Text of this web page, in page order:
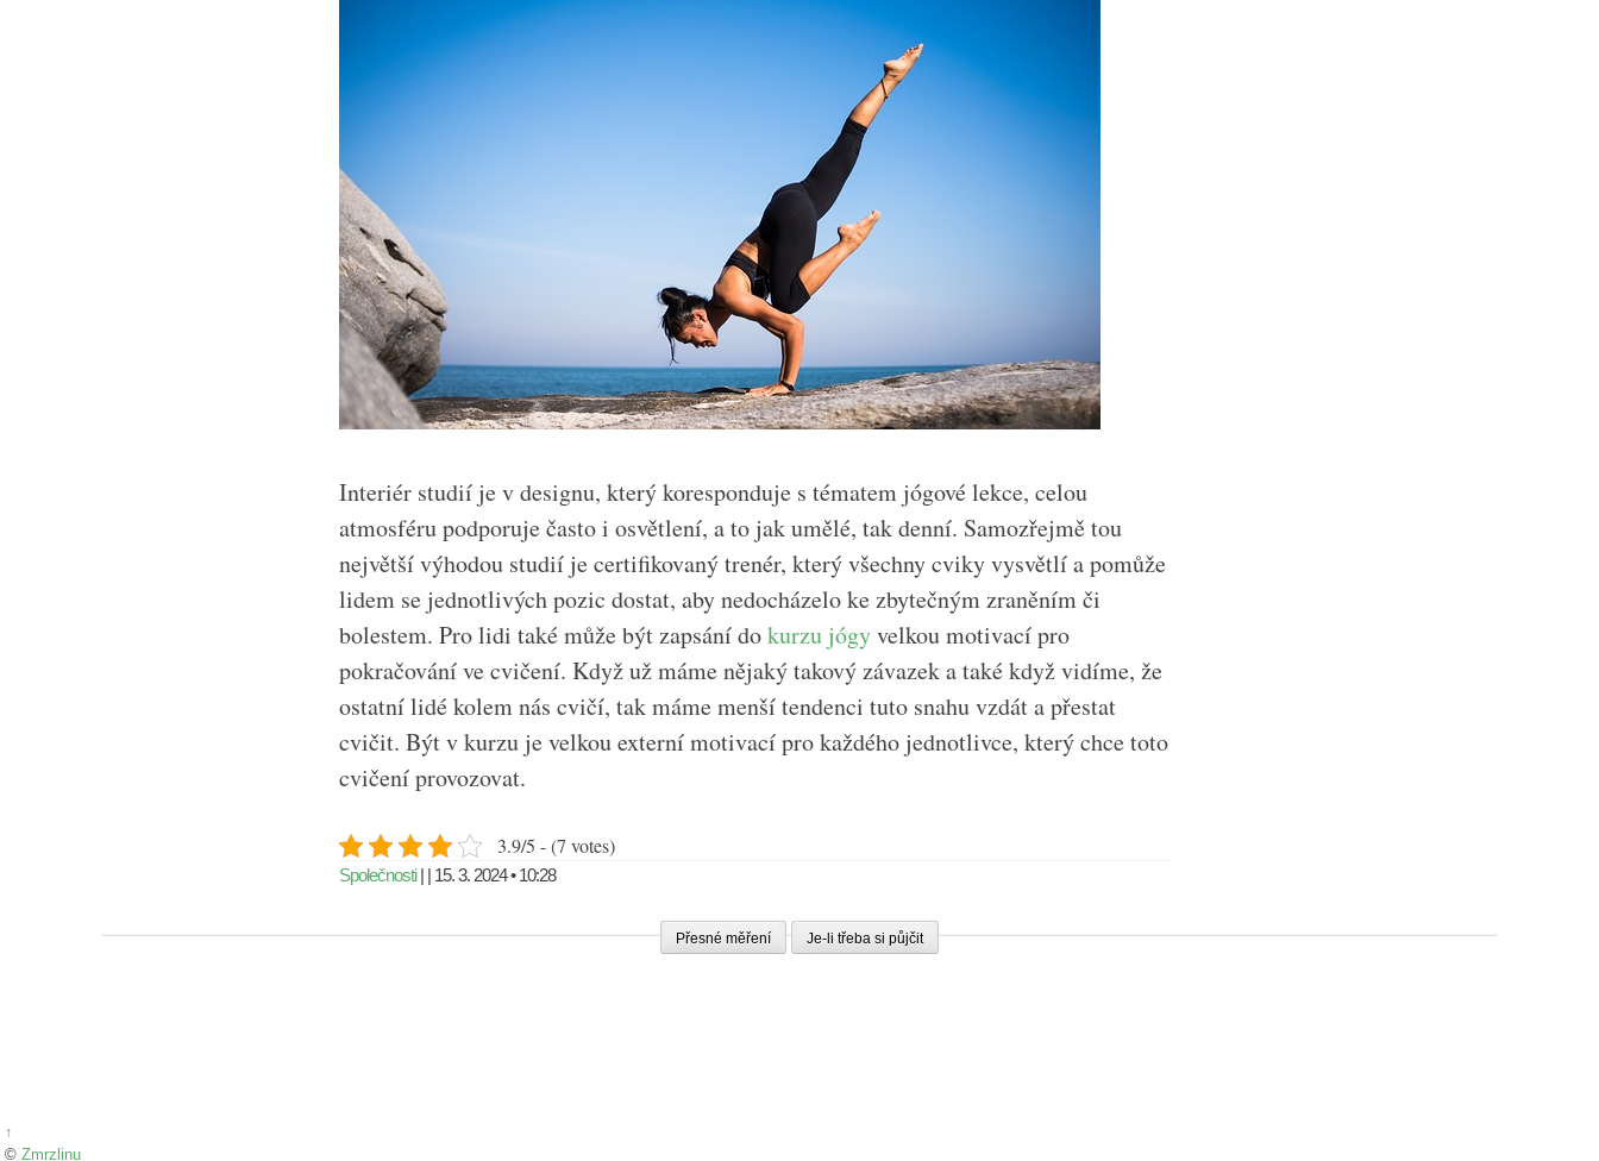
Interiér studií je v designu, který koresponduje s tématem jógové lekce, celou
atmosféru podporuje často i osvětlení, a to jak umělé, tak denní. Samozřejmě tou
největší výhodou studií je certifikovaný trenér, který všechny cviky vysvětlí a pomůže
lidem se jednotlivých pozic dostat, aby nedocházelo ke zbytečným zraněním či
bolestem. Pro lidi také může být zapsání dokurzu jógyvelkou motivací pro
pokračování ve cvičení. Když už máme nějaký takový závazek a také když vidíme, že
ostatní lidé kolem nás cvičí, tak máme menší tendenci tuto snahu vzdát a přestat
cvičit. Být v kurzu je velkou externí motivací pro každého jednotlivce, který chce toto
cvičení provozovat.
3.9/5 - (7 votes)
Společnosti| | 15. 3. 2024 • 10:28
Přesné měření Je-li třeba si půjčit
↑
© Zmrzlinu